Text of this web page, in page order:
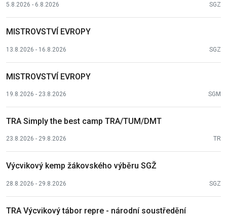
5.8.2026 - 6.8.2026 SGZ
MISTROVSTVÍ EVROPY
13.8.2026 - 16.8.2026 SGZ
MISTROVSTVÍ EVROPY
19.8.2026 - 23.8.2026 SGM
TRA Simply the best camp TRA/TUM/DMT
23.8.2026 - 29.8.2026 TR
Výcvikový kemp žákovského výběru SGŽ
28.8.2026 - 29.8.2026 SGZ
TRA Výcvikový tábor repre - národní soustředění